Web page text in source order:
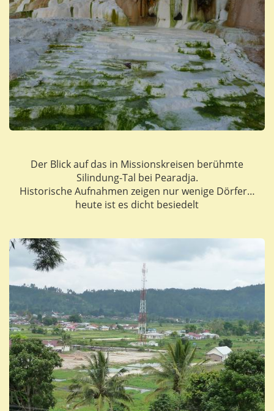
Der Blick auf das in Missionskreisen berühmte
Silindung-Tal bei Pearadja.
Historische Aufnahmen zeigen nur wenige Dörfer…
heute ist es dicht besiedelt